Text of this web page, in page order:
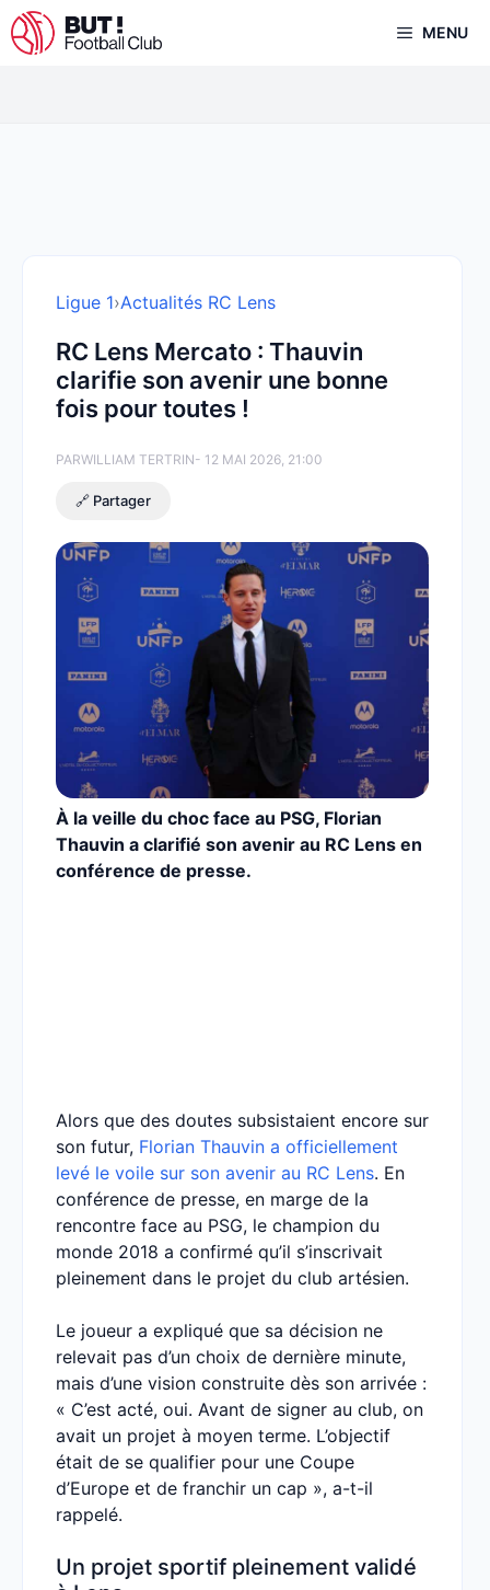
Aller
au
MENU
Ligue 1›Actualités RC Lens
RC Lens Mercato : Thauvin
clarifie son avenir une bonne
fois pour toutes !
PARWILLIAM TERTRIN- 12 MAI 2026, 21:00
🔗 Partager
À la veille du choc face au PSG, Florian
Thauvin a clarifié son avenir au RC Lens en
conférence de presse.
Alors que des doutes subsistaient encore sur
son futur, Florian Thauvin a officiellement
levé le voile sur son avenir au RC Lens. En
conférence de presse, en marge de la
rencontre face au PSG, le champion du
monde 2018 a confirmé qu’il s’inscrivait
pleinement dans le projet du club artésien.
Le joueur a expliqué que sa décision ne
relevait pas d’un choix de dernière minute,
mais d’une vision construite dès son arrivée :
« C’est acté, oui. Avant de signer au club, on
avait un projet à moyen terme. L’objectif
était de se qualifier pour une Coupe
d’Europe et de franchir un cap », a-t-il
rappelé.
Un projet sportif pleinement validé